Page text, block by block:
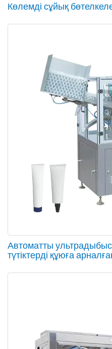
Көлемді сұйық
Автоматты
түтіктерді құюға